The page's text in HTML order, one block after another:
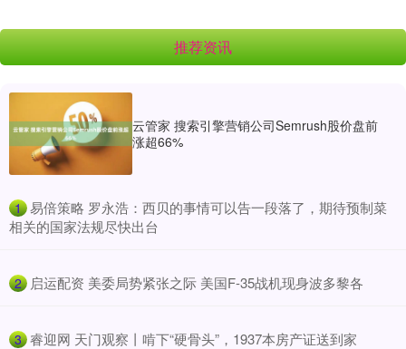
推荐资讯
云管家 搜索引擎营销公司Semrush股价盘前
涨超66%
1 ​易倍策略 罗永浩：西贝的事情可以告一段落了，期待预制菜
相关的国家法规尽快出台
2 ​启运配资 美委局势紧张之际 美国F-35战机现身波多黎各
3 ​睿迎网 天门观察丨啃下“硬骨头”，1937本房产证送到家